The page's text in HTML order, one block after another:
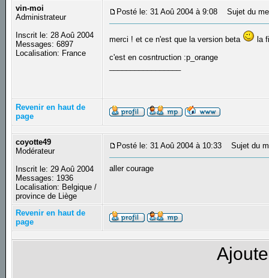
vin-moi
Administrateur
Inscrit le: 28 Aoû 2004
Messages: 6897
Localisation: France
Posté le: 31 Aoû 2004 à 9:08 Sujet du
merci ! et ce n'est que la version beta
la
c'est en cosntruction :p_orange
Revenir en haut de
page
coyotte49
Modérateur
Inscrit le: 29 Aoû 2004
Messages: 1936
Localisation: Belgique /
province de Liège
Posté le: 31 Aoû 2004 à 10:33 Sujet du
aller courage
Revenir en haut de
page